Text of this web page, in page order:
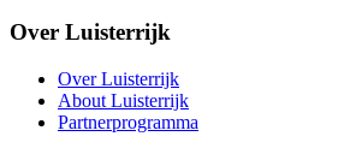
Over Luisterrijk
Over Luisterrijk
About Luisterrijk
Partnerprogramma